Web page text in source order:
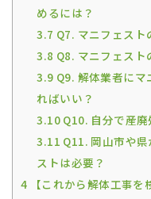
めるには？
3.7 Q7. マニフェスト
3.8 Q8. マニフェスト
3.9 Q9. 解体業者に
ればいい？
3.10 Q10. 自分で産
3.11 Q11. 岡山市や
ストは必要？
4 【これから解体工事を